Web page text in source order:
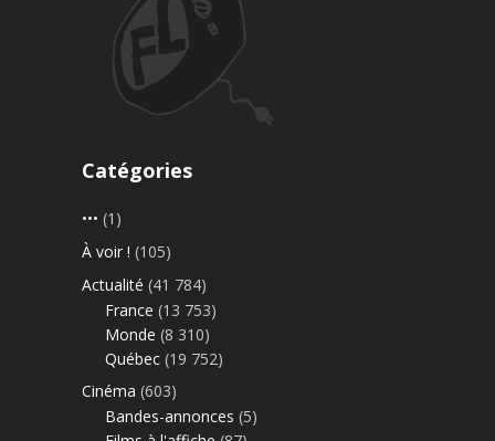
Catégories
••• (1)
À voir ! (105)
Actualité (41 784)
France (13 753)
Monde (8 310)
Québec (19 752)
Cinéma (603)
Bandes-annonces (5)